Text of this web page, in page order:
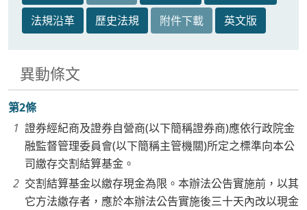
法規沿革
歷史法規 附件下載 英文版
異動條文
第2條
證券經紀商及證券自營商(以下簡稱證券商)應依行政院金
融監督管理委員會(以下簡稱主管機關)所定之標準向本公
司繳存交割結算基金。
交割結算基金以繳存現金為限。本辦法公告實施前，以其
它方法繳存者，應於本辦法公告實施後三十天內改以現金